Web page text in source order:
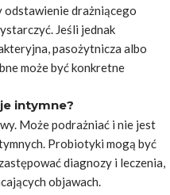
drażniącego
Jeśli jednak
pasożytnicza albo
może być konkretne
intymne?
Może podrażniać i nie jest
Probiotyki mogą być
diagnozy i leczenia,
objawach.